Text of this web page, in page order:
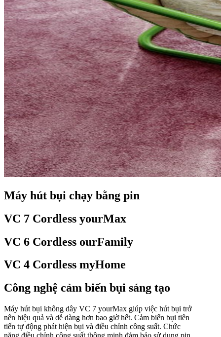
Máy hút bụi chạy bằng pin
VC 7 Cordless yourMax
VC 6 Cordless ourFamily
VC 4 Cordless myHome
Công nghệ cảm biến bụi sáng tạo
Máy hút bụi không dây VC 7 yourMax giúp việc hút bụi trở
nên hiệu quả và dễ dàng hơn bao giờ hết. Cảm biến bụi tiên
tiến tự động phát hiện bụi và điều chỉnh công suất. Chức